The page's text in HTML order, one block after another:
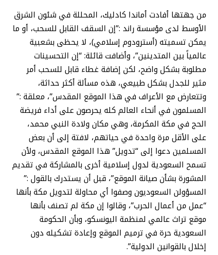
من جهتها أفادت أماندا كادليك، المحللة في شئون الشرق
الأوسط لدى مؤسسة راند :”إن السقف القابل للسحب، أو ما
يمكن تسميته (أسترودوم إسلامي)، لا يحظى بشعبية
عالمياً بين المتدينين”، وأضافت قائلة: “إن التحسينات
مطلوبة بشكل واضح، لكن إضافة غطاء قابل للسحب أمر
مثير للجدل بشكل طبيعي، هذه مسألة أكثر حداثة،
وتتعارض مع الأعراف في هذا الموقع المقدس”، معلقة :”
المسلمون في أنحاء العالم كله يحرصون على أداء فريضة
الحج في مكة المكرمة، وهي مكان ولادة النبي محمد،
على الأقل مرة واحدة في حياتهم، لافتة إلى أن بعض
المسلمين دعوا إلى “تدويل” هذا الموقع المقدس، ولأن
تسمح السعودية لدول إسلامية أخرى بالمشاركة في تقديم
المشورة بشأن صيانة الموقع”، قبل أن يستدرك بالقول :”
المسؤولن السعوديون وصفوا أي محاولة لتدويل مكة بأنها
“عمل من أعمال الحرب”، وقالوا إن مكة لم تصنف بأنها
موقع تراث عالمي لمنظمة اليونسكو، وبأن الحكومة
السعودية حرة في ترميم الموقع وإعادة تشكيله دون
إخلال بالقوانين الدولية”.